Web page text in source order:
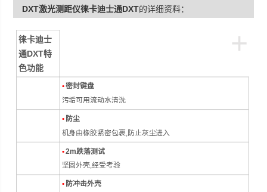
DXT激光测距仪徕卡迪士通DXT的详细资料：
+
徕卡迪士
通DXT特
色功能
•密封键盘
污垢可用流动水清洗
• 防尘
机身由橡胶紧密包裹,防止灰尘进入
•2m跌落测试
坚固外壳,经受考验
• 防冲击外壳